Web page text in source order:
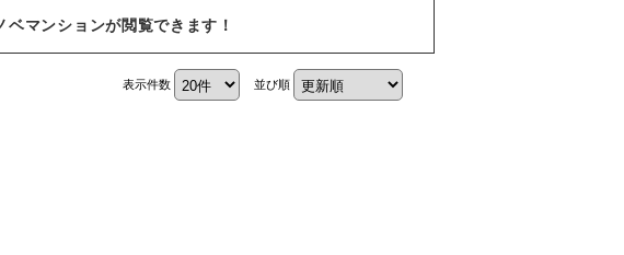
ベマンションが閲覧できます！
表示件数 並び順